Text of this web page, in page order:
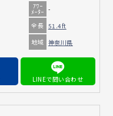
ｱﾜｰ
ﾒｰﾀｰ -
全長 51.4ft
地域 神奈川県